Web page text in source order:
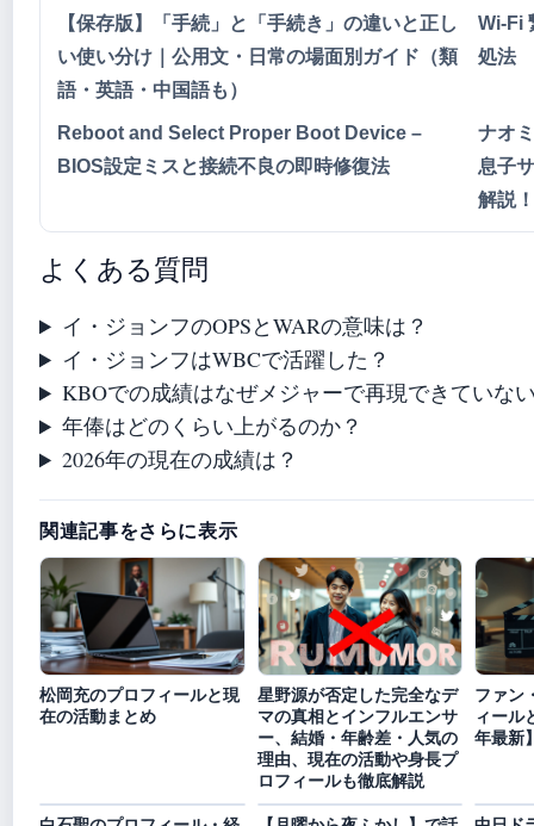
【保存版】「手続」と「手続き」の違いと正し
い使い分け｜公用文・日常の場面別ガイド（類
語・英語・中国語も）
Wi-Fi
処法
Reboot and Select Proper Boot Device –
BIOS設定ミスと接続不良の即時修復法
ナオ
息子
解説
よくある質問
イ・ジョンフのOPSとWARの意味は？
イ・ジョンフはWBCで活躍した？
KBOでの成績はなぜメジャーで再現できていな
年俸はどのくらい上がるのか？
2026年の現在の成績は？
関連記事をさらに表示
松岡充のプロフィールと現
在の活動まとめ
星野源が否定した完全なデ
マの真相とインフルエンサ
ー、結婚・年齢差・人気の
理由、現在の活動や身長プ
ロフィールも徹底解説
ファン
ィール
年最新